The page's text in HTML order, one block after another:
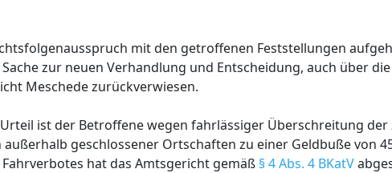
mit den getroffenen Feststellungen
zur neuen Verhandlung und Entscheidung, auch über
Meschede zurückverwiesen.
ist der Betroffene wegen fahrlässiger Überschreitung der
geschlossener Ortschaften zu einer Geldbuße von
hat das Amtsgericht gemäß § 4 Abs. 4 BKatV